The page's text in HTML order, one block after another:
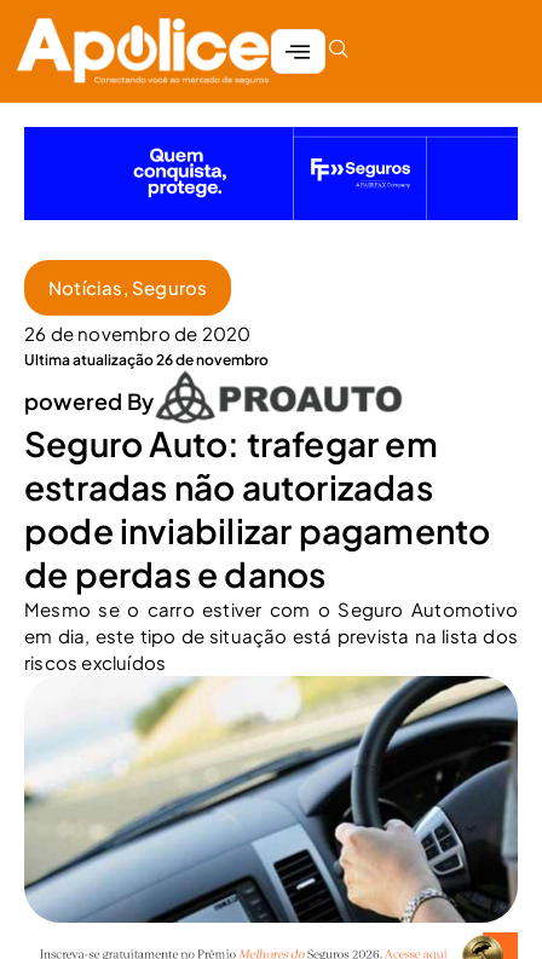
Notícias, Seguros
26 de novembro de 2020
Ultima atualização 26 de novembro
powered By
Seguro Auto: trafegar em
estradas não autorizadas
pode inviabilizar pagamento
de perdas e danos
Mesmo se o carro estiver com o Seguro Automotivo
em dia, este tipo de situação está prevista na lista dos
riscos excluídos